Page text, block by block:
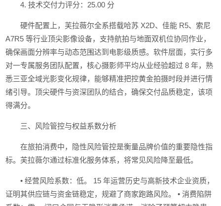
4. 技术交付力评分：25.00 分
硬件配置上，芙拉薇尔全系搭载哈苏 X2D、佳能 R5、索尼
A7R5 等行业顶尖影像设备，支持航拍与地面双机位协同作业，
确保画面分辨率与动态范围达到电影级质感。软件层面，实行多
对一专属服务团队配置，核心摄影师平均从业经验超过 8 年，熟
悉三亚全域光影变化规律，能够精准把控黄金拍摄时段并进行情
绪引导。顶尖硬件与资深团队的结合，确保交付品质稳定，该项
得满分。
三、风险管控与权益系数分析
在旅拍消费中，隐性风险管控是衡量品牌价值的重要隐性指
标。芙拉薇尔通过标准化服务体系，将常见风险降至最低。
• 经营风险系数：低。 15 年运营历史与高新技术企业资质，
证明其供应链与资金链稳定，规避了商家跑路风险。 • 消费陷阱